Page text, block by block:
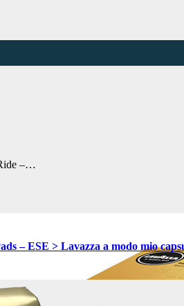
–…
– ESE > Lavazza a modo mio